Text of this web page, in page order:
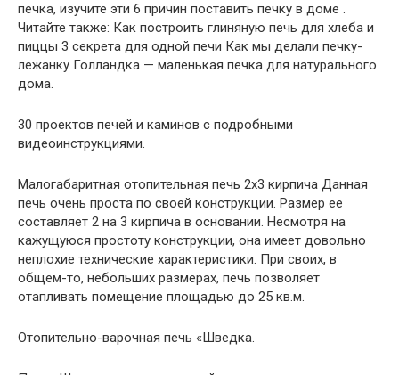
печка, изучите эти 6 причин поставить печку в доме .
Читайте также: Как построить глиняную печь для хлеба и
пиццы 3 секрета для одной печи Как мы делали печку-
лежанку Голландка — маленькая печка для натурального
дома.
30 проектов печей и каминов с подробными
видеоинструкциями.
Малогабаритная отопительная печь 2х3 кирпича Данная
печь очень проста по своей конструкции. Размер ее
составляет 2 на 3 кирпича в основании. Несмотря на
кажущуюся простоту конструкции, она имеет довольно
неплохие технические характеристики. При своих, в
общем-то, небольших размерах, печь позволяет
отапливать помещение площадью до 25 кв.м.
Отопительно-варочная печь «Шведка.